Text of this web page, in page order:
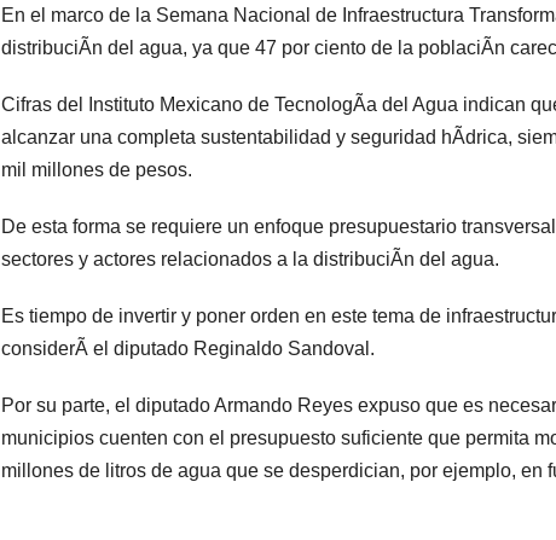
En el marco de la Semana Nacional de Infraestructura
distribuciÃn del agua, ya que 47 por ciento de la poblaciÃn
Cifras del Instituto Mexicano de TecnologÃa del Agua indican
alcanzar una completa sustentabilidad y seguridad hÃdrica,
mil millones de pesos.
De esta forma se requiere un enfoque presupuestario
sectores y actores relacionados a la distribuciÃn del agua.
Es tiempo de invertir y poner orden en este tema de
considerÃ el diputado Reginaldo Sandoval.
Por su parte, el diputado Armando Reyes expuso que es
municipios cuenten con el presupuesto suficiente que permita
millones de litros de agua que se desperdician, por ejemplo, en